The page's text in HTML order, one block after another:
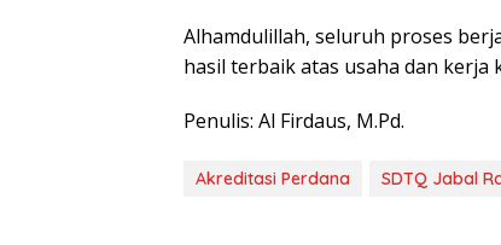
Alhamdulillah, seluruh proses
hasil terbaik atas usaha dan
Penulis: Al Firdaus, M.Pd.
Akreditasi Perdana SDTQ Jabal